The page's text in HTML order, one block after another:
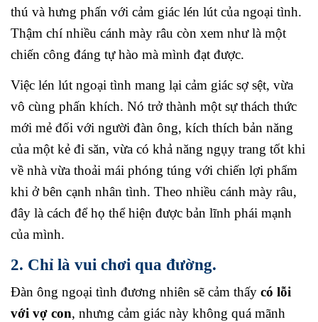
thú và hưng phấn với cảm giác lén lút của ngoại tình.
Thậm chí nhiều cánh mày râu còn xem như là một
chiến công đáng tự hào mà mình đạt được.
Việc lén lút ngoại tình mang lại cảm giác sợ sệt, vừa
vô cùng phấn khích. Nó trở thành một sự thách thức
mới mẻ đối với người đàn ông, kích thích bản năng
của một kẻ đi săn, vừa có khả năng ngụy trang tốt khi
về nhà vừa thoải mái phóng túng với chiến lợi phẩm
khi ở bên cạnh nhân tình. Theo nhiều cánh mày râu,
đây là cách để họ thể hiện được bản lĩnh phái mạnh
của mình.
2. Chỉ là vui chơi qua đường.
Đàn ông ngoại tình đương nhiên sẽ cảm thấy có lỗi
với vợ con, nhưng cảm giác này không quá mãnh